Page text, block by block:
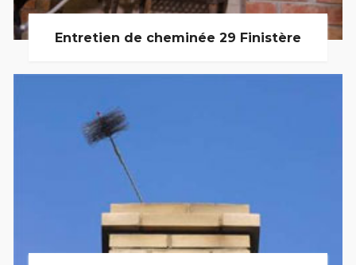
Entretien de cheminée 29 Finistère